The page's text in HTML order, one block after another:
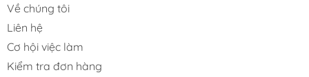
Về chúng tôi
Liên hệ
Cơ hội việc làm
Kiểm tra đơn hàng